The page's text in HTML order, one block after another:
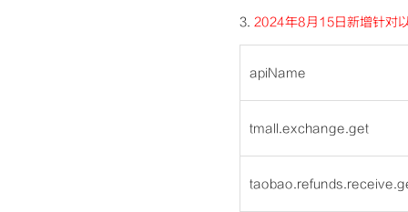
3. 2024年8月15日新增针对
apiName
tmall.exchange.get